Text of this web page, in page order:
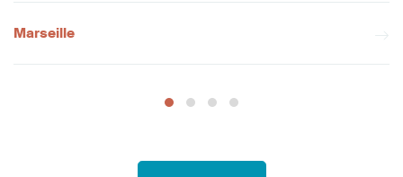
Marseille